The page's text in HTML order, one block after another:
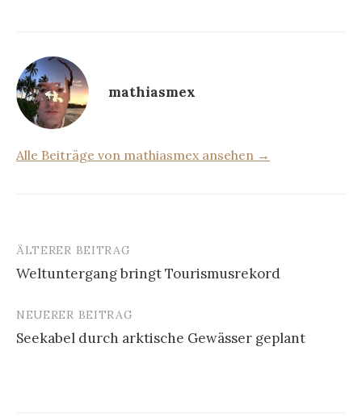
mathiasmex
Alle Beiträge von mathiasmex ansehen →
Beitrags-
Navigation
ÄLTERER BEITRAG
Weltuntergang bringt Tourismusrekord
NEUERER BEITRAG
Seekabel durch arktische Gewässer geplant